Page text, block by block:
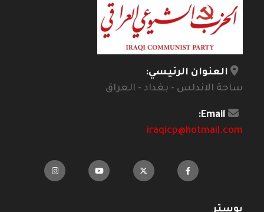
العنوان الرئيسي:
ساحة الاندلس - بغداد - العراق
Email:
iraqicp@hotmail.com
بوستر